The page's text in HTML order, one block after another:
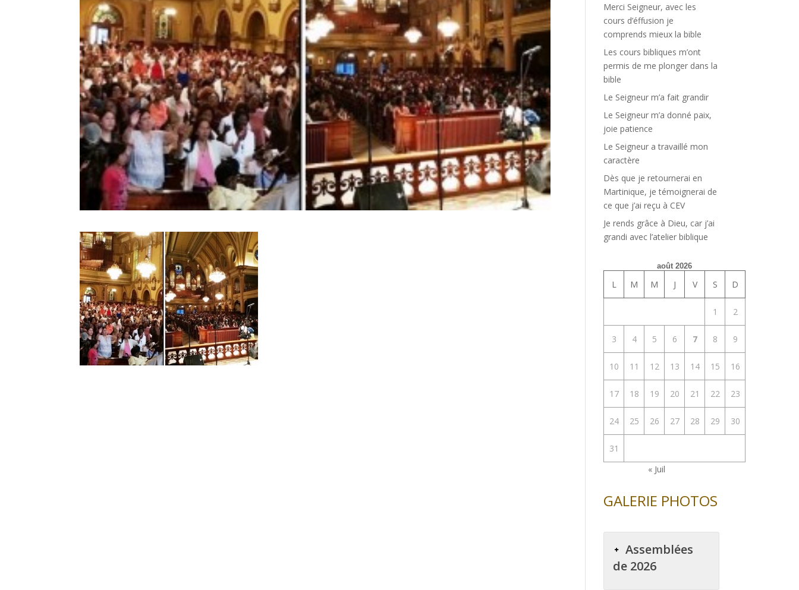
Merci Seigneur, avec les
cours d’éffusion je
comprends mieux la bible
Les cours bibliques m’ont
permis de me plonger dans la
bible
Le Seigneur m’a fait grandir
Le Seigneur m’a donné paix,
joie patience
Le Seigneur a travaillé mon
caractère
Dès que je retournerai en
Martinique, je témoignerai de
ce que j’ai reçu à CEV
Je rends grâce à Dieu, car j’ai
grandi avec l’atelier biblique
août 2026
L M M J V S D
1 2
3 4 5 6 7 8 9
10 11 12 13 14 15 16
17 18 19 20 21 22 23
24 25 26 27 28 29 30
31
« Juil
GALERIE PHOTOS
Assemblées
de 2026